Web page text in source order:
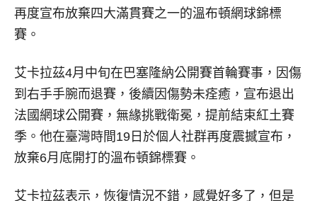
再度宣布放棄四大滿貫賽之一的溫布頓網球錦標
賽。
艾卡拉茲4月中旬在巴塞隆納公開賽首輪賽事，因傷
到右手手腕而退賽，後續因傷勢未痊癒，宣布退出
法國網球公開賽，無緣挑戰衛冕，提前結束紅土賽
季。他在臺灣時間19日於個人社群再度震撼宣布，
放棄6月底開打的溫布頓錦標賽。
艾卡拉茲表示，恢復情況不錯，感覺好多了，但是